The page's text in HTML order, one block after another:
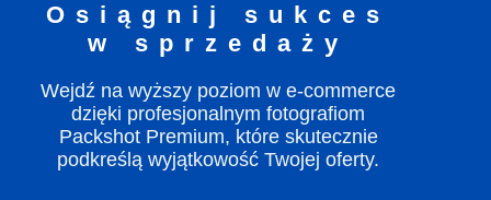
Osiągnij sukces
w sprzedaży
Wejdź na wyższy poziom w e-commerce
dzięki profesjonalnym fotografiom
Packshot Premium, które skutecznie
podkreślą wyjątkowość Twojej oferty.